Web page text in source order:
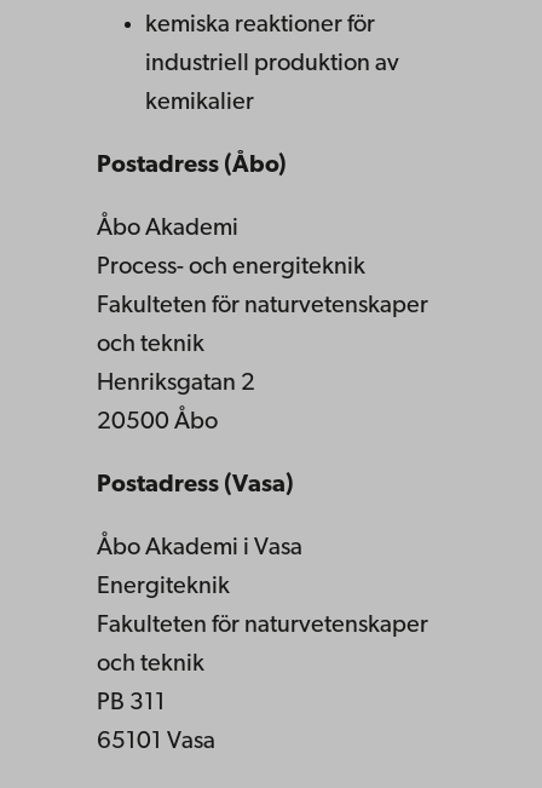
kemiska reaktioner för
industriell produktion av
kemikalier
Postadress (Åbo)
Åbo Akademi
Process- och energiteknik
Fakulteten för naturvetenskaper
och teknik
Henriksgatan 2
20500 Åbo
Postadress (Vasa)
Åbo Akademi i Vasa
Energiteknik
Fakulteten för naturvetenskaper
och teknik
PB 311
65101 Vasa